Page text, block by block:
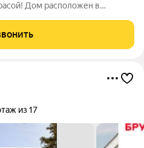
Дом расположен в
- школы и детские сады; -
из 17